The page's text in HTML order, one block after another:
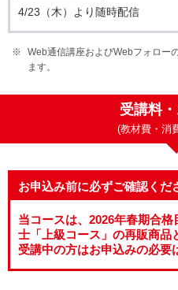
4/23（木）より随時配信
Web通信講座およびWebフォロー
ます。
受講料
(教材費・消
お申込み前に必ずご確認くだ
当コースは、2026年春期合
士「上級コース」の再販商品
受講中の方はお申込みの必要